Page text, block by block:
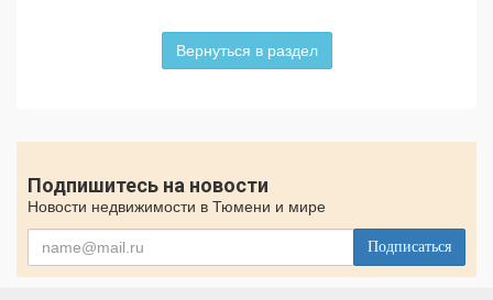
Вернуться в раздел
Подпишитесь на новости
Новости недвижимости в Тюмени и мире
Подписаться